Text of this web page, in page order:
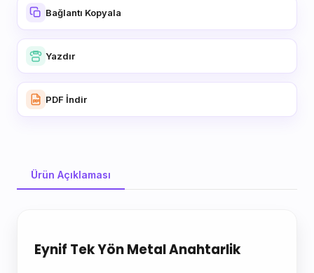
Bağlantı Kopyala
Yazdır
PDF İndir
Ürün Açıklaması
Eynif Tek Yön Metal Anahtarlik